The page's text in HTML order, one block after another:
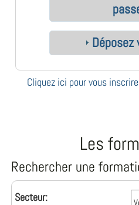
Déposez
Cliquez ici pour vous
Les
Rechercher une
Secteur: